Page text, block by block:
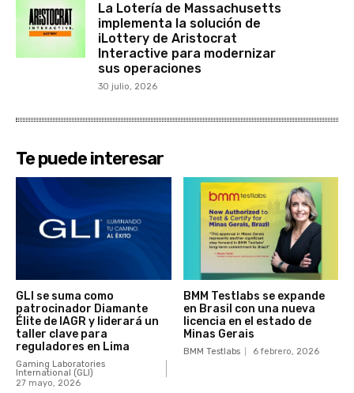
La Lotería de Massachusetts
implementa la solución de
iLottery de Aristocrat
Interactive para modernizar
sus operaciones
30 julio, 2026
Te puede interesar
GLI se suma como
patrocinador Diamante
Élite de IAGR y liderará un
taller clave para
reguladores en Lima
Gaming Laboratories
International (GLI)
27 mayo, 2026
BMM Testlabs se expande
en Brasil con una nueva
licencia en el estado de
Minas Gerais
BMM Testlabs 6 febrero, 2026